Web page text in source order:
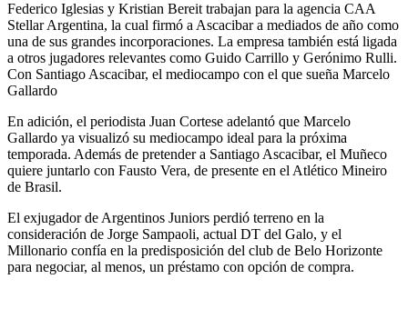
Federico Iglesias y Kristian Bereit trabajan para la agencia CAA
Stellar Argentina, la cual firmó a Ascacibar a mediados de año como
una de sus grandes incorporaciones. La empresa también está ligada
a otros jugadores relevantes como Guido Carrillo y Gerónimo Rulli.
Con Santiago Ascacibar, el mediocampo con el que sueña Marcelo
Gallardo
En adición, el periodista Juan Cortese adelantó que Marcelo
Gallardo ya visualizó su mediocampo ideal para la próxima
temporada. Además de pretender a Santiago Ascacibar, el Muñeco
quiere juntarlo con Fausto Vera, de presente en el Atlético Mineiro
de Brasil.
El exjugador de Argentinos Juniors perdió terreno en la
consideración de Jorge Sampaoli, actual DT del Galo, y el
Millonario confía en la predisposición del club de Belo Horizonte
para negociar, al menos, un préstamo con opción de compra.